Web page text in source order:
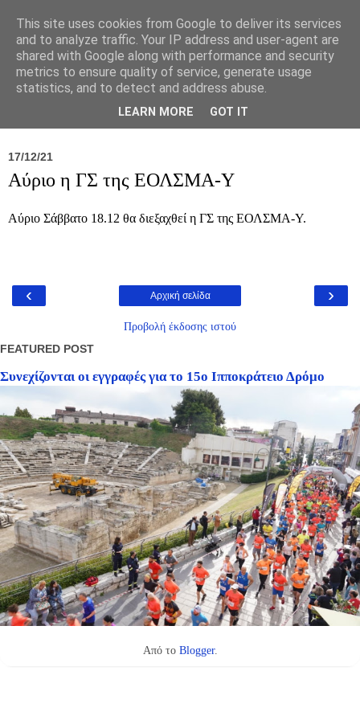
Σύλλογος Ιπποκράτειος
17/12/21
Αύριο η ΓΣ της ΕΟΛΣΜΑ-Υ
Αύριο Σάββατο 18.12 θα διεξαχθεί η ΓΣ της ΕΟΛΣΜΑ-Υ.
‹ ›
Αρχική σελίδα
Προβολή έκδοσης ιστού
FEATURED POST
Συνεχίζονται οι εγγραφές για το 15ο Ιπποκράτειο Δρόμο
Από το Blogger.
This site uses cookies from Google to deliver its services
and to analyze traffic. Your IP address and user-agent are
shared with Google along with performance and security
metrics to ensure quality of service, generate usage
statistics, and to detect and address abuse.
LEARN MORE GOT IT